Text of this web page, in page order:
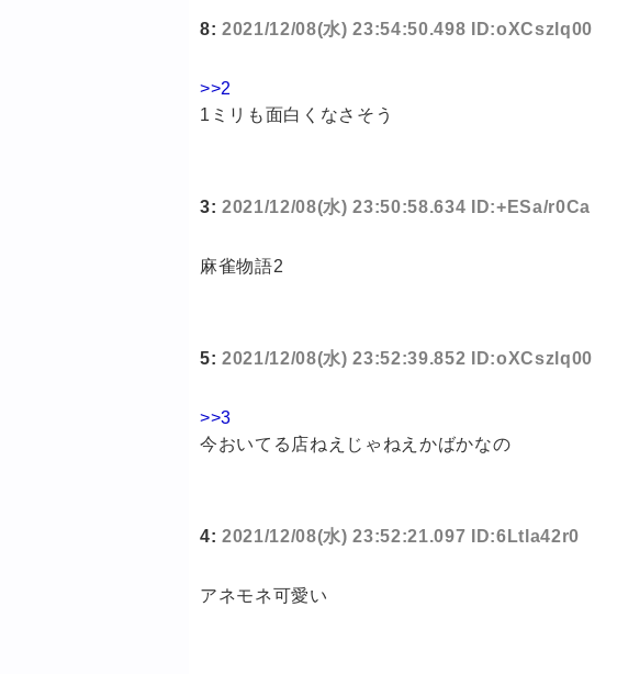
8: 2021/12/08(水) 23:54:50.498 ID:oXCszlq00
>>2
1ミリも面白くなさそう
3: 2021/12/08(水) 23:50:58.634 ID:+ESa/r0Ca
麻雀物語2
5: 2021/12/08(水) 23:52:39.852 ID:oXCszlq00
>>3
今おいてる店ねえじゃねえかばかなの
4: 2021/12/08(水) 23:52:21.097 ID:6Ltla42r0
アネモネ可愛い